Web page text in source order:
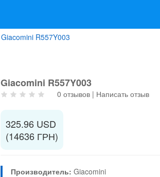
Giacomini R557Y003
Giacomini R557Y003
0 отзывов | Написать отзыв
325.96 USD
(14636 ГРН)
Производитель: Giacomini